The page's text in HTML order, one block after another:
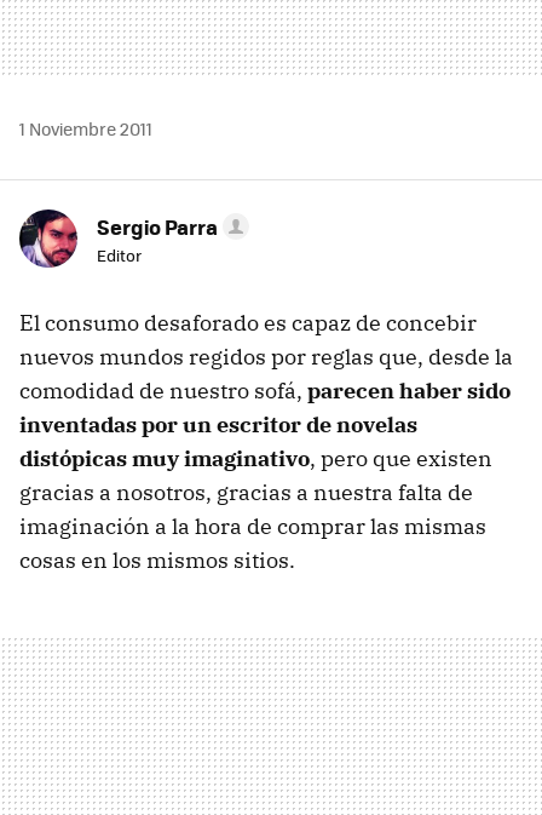
1 Noviembre 2011
Sergio Parra
Editor
El consumo desaforado es capaz de concebir
nuevos mundos regidos por reglas que, desde la
comodidad de nuestro sofá, parecen haber sido
inventadas por un escritor de novelas
distópicas muy imaginativo, pero que existen
gracias a nosotros, gracias a nuestra falta de
imaginación a la hora de comprar las mismas
cosas en los mismos sitios.